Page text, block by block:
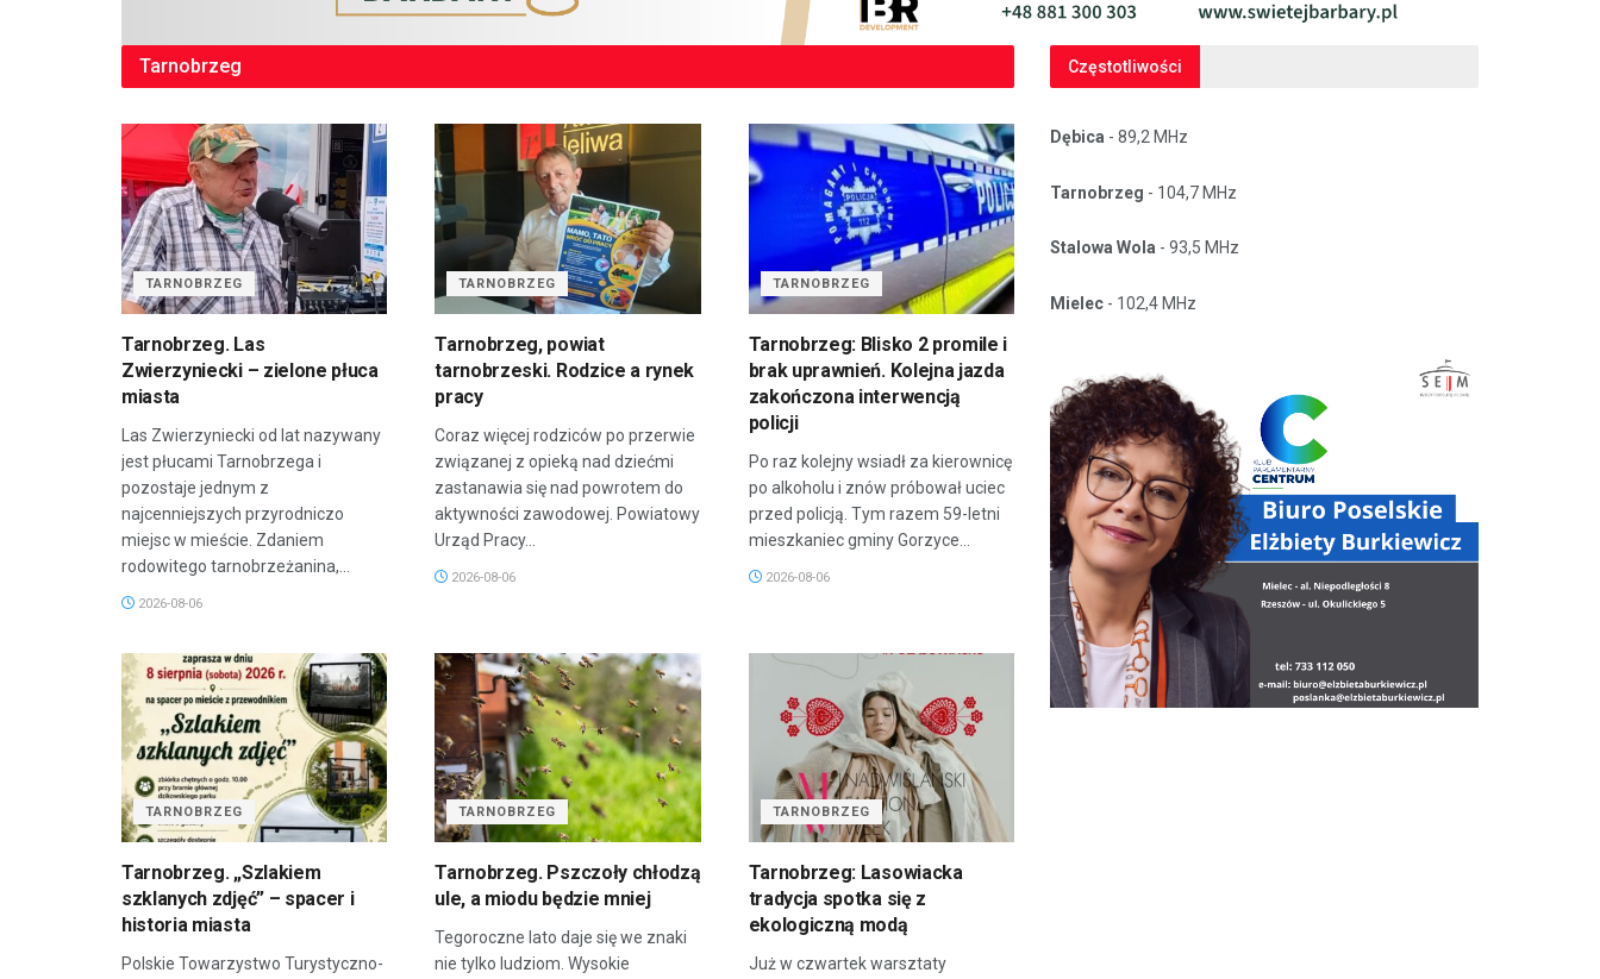
Tarnobrzeg
TARNOBRZEG
Tarnobrzeg. Las
Zwierzyniecki – zielone płuca
miasta
Las Zwierzyniecki od lat nazywany
jest płucami Tarnobrzega i
pozostaje jednym z
najcenniejszych przyrodniczo
miejsc w mieście. Zdaniem
rodowitego tarnobrzeżanina,...
2026-08-06
TARNOBRZEG
Tarnobrzeg, powiat
tarnobrzeski. Rodzice a rynek
pracy
Coraz więcej rodziców po przerwie
związanej z opieką nad dziećmi
zastanawia się nad powrotem do
aktywności zawodowej. Powiatowy
Urząd Pracy...
2026-08-06
TARNOBRZEG
Tarnobrzeg: Blisko 2 promile i
brak uprawnień. Kolejna jazda
zakończona interwencją
policji
Po raz kolejny wsiadł za kierownicę
po alkoholu i znów próbował uciec
przed policją. Tym razem 59-letni
mieszkaniec gminy Gorzyce...
2026-08-06
TARNOBRZEG
Tarnobrzeg. „Szlakiem
szklanych zdjęć” – spacer i
historia miasta
Polskie Towarzystwo Turystyczno-
TARNOBRZEG
Tarnobrzeg. Pszczoły chłodzą
ule, a miodu będzie mniej
Tegoroczne lato daje się we znaki
nie tylko ludziom. Wysokie
TARNOBRZEG
Tarnobrzeg: Lasowiacka
tradycja spotka się z
ekologiczną modą
Już w czwartek warsztaty
Częstotliwości
Dębica - 89,2 MHz
Tarnobrzeg - 104,7 MHz
Stalowa Wola - 93,5 MHz
Mielec - 102,4 MHz